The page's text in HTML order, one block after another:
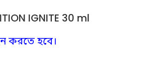
IGNITE 30 ml
করতে হবে।